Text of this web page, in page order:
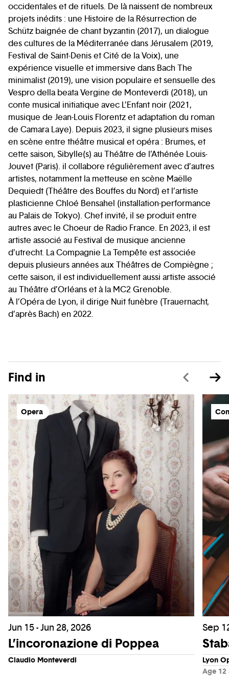
occidentales et de rituels. De là naissent de nombreux
projets inédits : une Histoire de la Résurrection de
Schütz baignée de chant byzantin (2017), un dialogue
des cultures de la Méditerranée dans Jérusalem (2019,
Festival de Saint-Denis et Cité de la Voix), une
expérience visuelle et immersive dans Bach The
minimalist (2019), une vision populaire et sensuelle des
Vespro della beata Vergine de Monteverdi (2018), un
conte musical initiatique avec L’Enfant noir (2021,
musique de Jean-Louis Florentz et adaptation du roman
de Camara Laye). Depuis 2023, il signe plusieurs mises
en scène entre théâtre musical et opéra : Brumes, et
cette saison, Sibylle(s) au Théâtre de l’Athénée Louis-
Jouvet (Paris). il collabore régulièrement avec d’autres
artistes, notamment la metteuse en scène Maëlle
Dequiedt (Théâtre des Bouffes du Nord) et l’artiste
plasticienne Chloé Bensahel (installation-performance
au Palais de Tokyo). Chef invité, il se produit entre
autres avec le Choeur de Radio France. En 2023, il est
artiste associé au Festival de musique ancienne
d’utrecht. La Compagnie La Tempête est associée
depuis plusieurs années aux Théâtres de Compiègne ;
cette saison, il est individuellement aussi artiste associé
au Théâtre d’Orléans et à la MC2 Grenoble.
À l’Opéra de Lyon, il dirige Nuit funèbre (Trauernacht,
d’après Bach) en 2022.
Find in
Opera
Jun 15 - Jun 28, 2026
L’incoronazione di Poppea
Claudio Monteverdi
Sep
Lyon
Age 12